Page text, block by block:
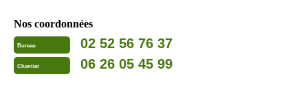
Nos coordonnées
Bureau 02 52 56 76 37
Chantier 06 26 05 45 99